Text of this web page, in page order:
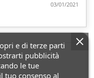
03/01/2021
e di terze parti
pubblicità
le tue
tuo consenso al